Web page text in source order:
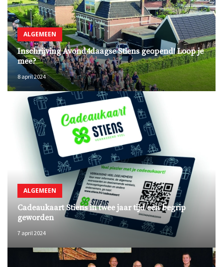
ALGEMEEN
Inschrijving Avond4daagse Stiens geopend! Loop je
mee?
8 april 2024
ALGEMEEN
Cadeaukaart Stiens in twee jaar tijd een begrip
geworden
7 april 2024